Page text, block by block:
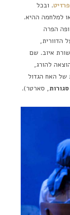
. ובכל
למלחמה ההיא.
של אירופה הפרה
הדוורית,
איוב. שם
להורג,
של האח הגדול
, סארטר).